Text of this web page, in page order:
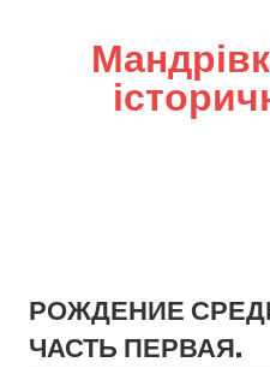
РОЖДЕНИЕ
ЧАСТЬ ПЕРВАЯ.